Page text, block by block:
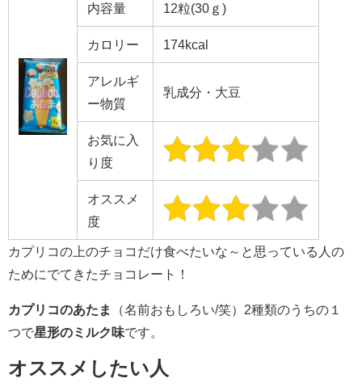
内容量 12粒(30ｇ)
カロリー 174kcal
アレルギ
ー物質
乳成分・大豆
お気に入
り度
オススメ
度
カプリコの上のチョコだけ食べたいな～と思っている人の
ためにでてきたチョコレート！
カプリコのあたま
（名前おもしろい/笑）2種類のうちの１
つで星形のミルク味です。
オススメしたい人